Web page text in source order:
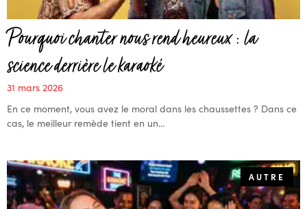
Pourquoi chanter nous rend heureux : la
science derrière le karaoké
31 mars 2026
En ce moment, vous avez le moral dans les chaussettes ? Dans ce
cas, le meilleur remède tient en un…
AUTRE